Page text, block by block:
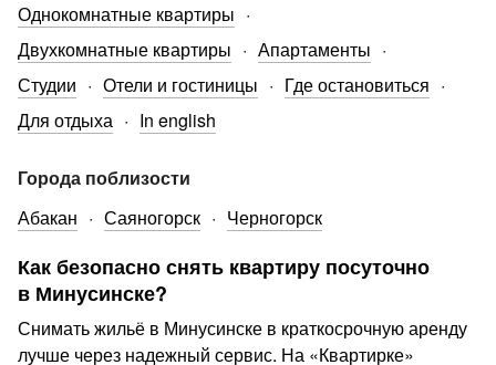
Однокомнатные квартиры
Двухкомнатные квартиры
Апартаменты
Студии
Отели и гостиницы
Где остановиться
Для отдыха
In english
Города поблизости
Абакан
Саяногорск Черногорск
Как безопасно снять квартиру посуточно
в Минусинске?
Снимать жильё в Минусинске в краткосрочную аренду
лучше через надежный сервис. На «Квартирке»